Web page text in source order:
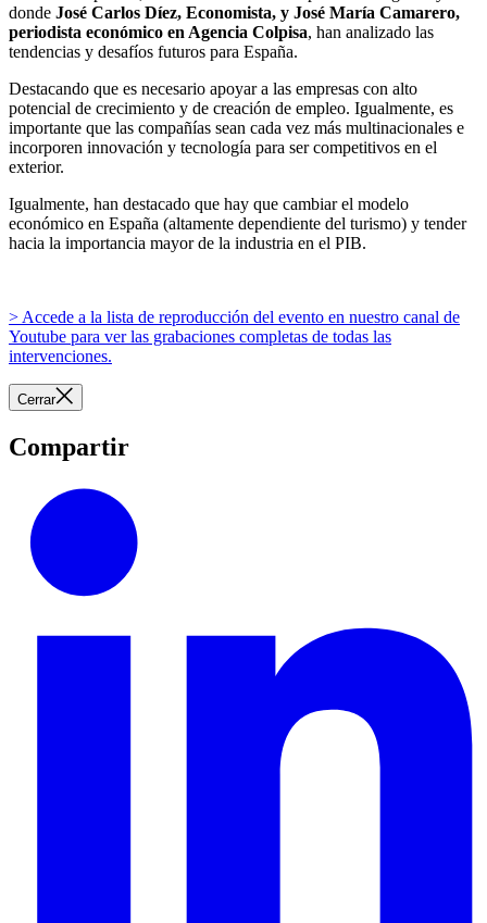
donde José Carlos Díez, Economista, y José María Camarero,
periodista económico en Agencia Colpisa, han analizado las
tendencias y desafíos futuros para España.
Destacando que es necesario apoyar a las empresas con alto
potencial de crecimiento y de creación de empleo. Igualmente, es
importante que las compañías sean cada vez más multinacionales e
incorporen innovación y tecnología para ser competitivos en el
exterior.
Igualmente, han destacado que hay que cambiar el modelo
económico en España (altamente dependiente del turismo) y tender
hacia la importancia mayor de la industria en el PIB.
> Accede a la lista de reproducción del evento en nuestro canal de
Youtube para ver las grabaciones completas de todas las
intervenciones.
Cerrar
Compartir